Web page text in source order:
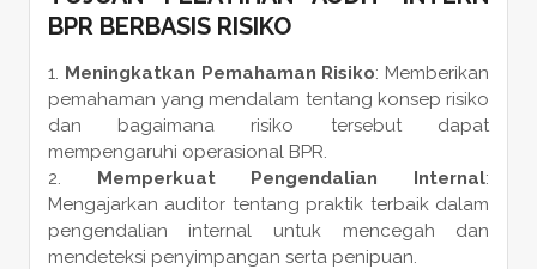
BPR BERBASIS RISIKO
Meningkatkan Pemahaman Risiko: Memberikan
pemahaman yang mendalam tentang konsep risiko
dan bagaimana risiko tersebut dapat
mempengaruhi operasional BPR.
Memperkuat Pengendalian Internal:
Mengajarkan auditor tentang praktik terbaik dalam
pengendalian internal untuk mencegah dan
mendeteksi penyimpangan serta penipuan.